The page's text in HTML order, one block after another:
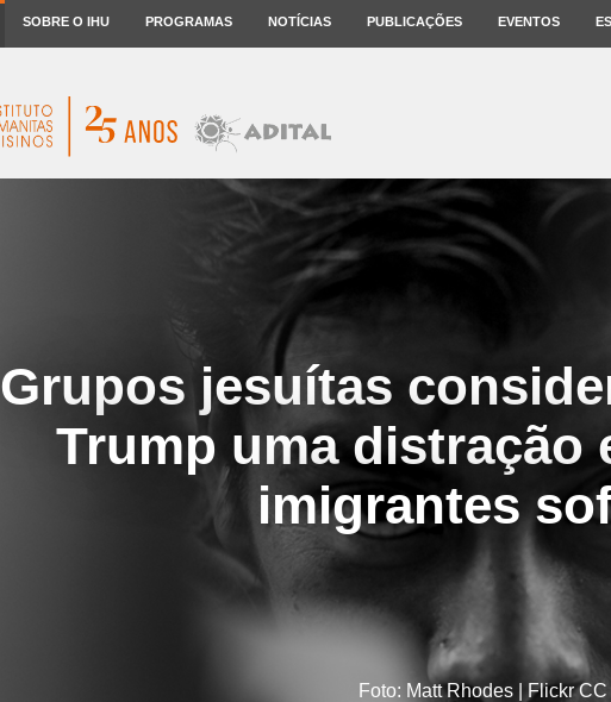
SOBRE O IHU PROGRAMAS NOTÍCIAS PUBLICAÇÕES EVENTOS
Grupos jesuítas
Trump uma distração
imigrantes
Foto: Matt Rhodes | Flickr CC